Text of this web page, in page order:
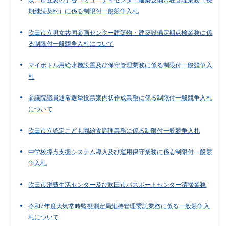
期継続契約）に係る制限付一般競争入札
吹田市立男女共同参画センター建築物・建築設備定期点検業務に係
る制限付一般競争入札について
マイボトル用給水機設置及び保守管理業務に係る制限付一般競争入
札
参議院議員通常選挙投票案内状作成業務に係る制限付一般競争入札
について
吹田市立認定こども園給食調理業務に係る制限付一般競争入札
中学校採点支援システム導入及び運用保守業務に係る制限付一般競
争入札
吹田市消費生活センター及び吹田市パスポートセンター清掃業務
令和7年度大気常時監視測定局維持管理委託業務に係る一般競争入
札について